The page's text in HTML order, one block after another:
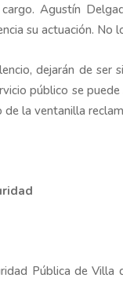
Agustín
su actuación. No
dejarán de ser
público se
la ventanilla
Pública de Villa